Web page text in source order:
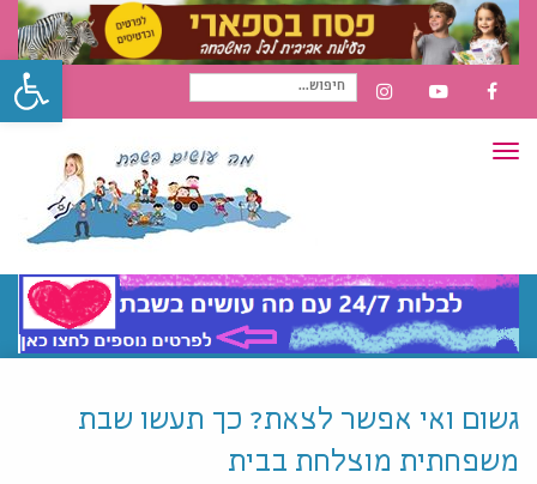
FACEBOOK
YOUTUBE
INSTAGRAM
חיפוש
תפריט
גשום ואי אפשר לצאת? כך תעשו שבת
משפחתית מוצלחת בבית
פתח